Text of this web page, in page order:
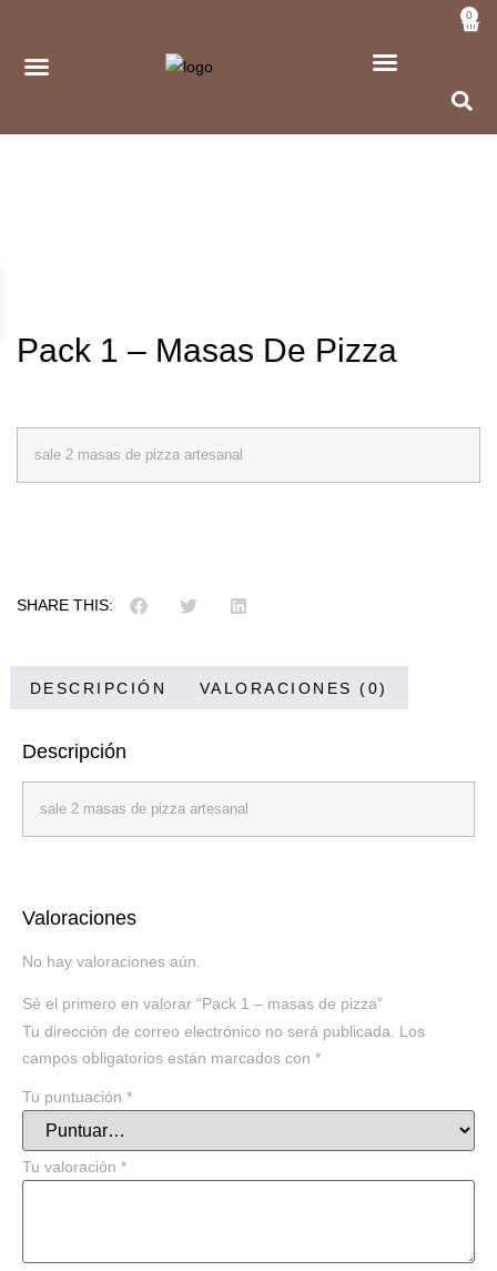
0
Pack 1 – Masas De Pizza
sale 2 masas de pizza artesanal
SHARE THIS:
DESCRIPCIÓN VALORACIONES (0)
Descripción
sale 2 masas de pizza artesanal
Valoraciones
No hay valoraciones aún.
Sé el primero en valorar “Pack 1 – masas de pizza”
Tu dirección de correo electrónico no será publicada.
Los
campos obligatorios están marcados con *
Tu puntuación *
Tu valoración *